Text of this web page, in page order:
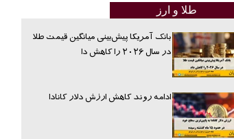
طلا و ارز
بانک آمریکا پیش‌بینی میانگین قیمت طلا
در سال ۲۰۲۶ را کاهش دا
ادامه روند کاهش ارزش دلار کانادا